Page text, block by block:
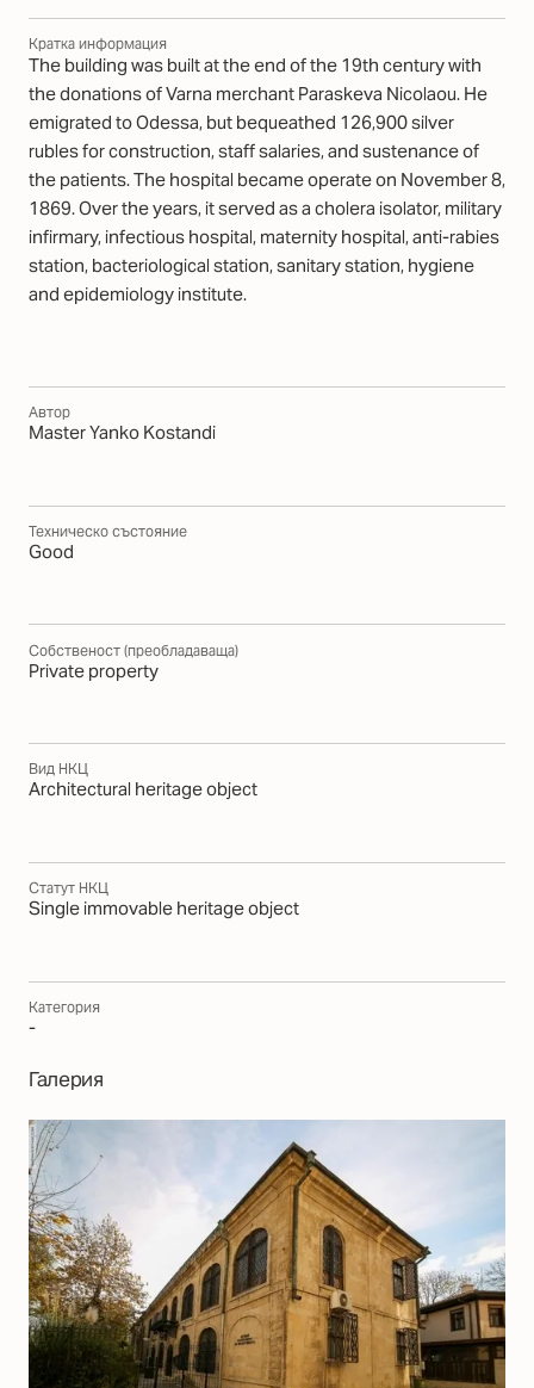
Кратка информация
The building was built at the end of the 19th century with
the donations of Varna merchant Paraskeva Nicolaou. He
emigrated to Odessa, but bequeathed 126,900 silver
rubles for construction, staff salaries, and sustenance of
the patients. The hospital became operate on November 8,
1869. Over the years, it served as a cholera isolator, military
infirmary, infectious hospital, maternity hospital, anti-rabies
station, bacteriological station, sanitary station, hygiene
and epidemiology institute.
Автор
Master Yanko Kostandi
Техническо състояние
Good
Собственост (преобладаваща)
Private property
Вид НКЦ
Architectural heritage object
Статут НКЦ
Single immovable heritage object
Категория
-
Галерия